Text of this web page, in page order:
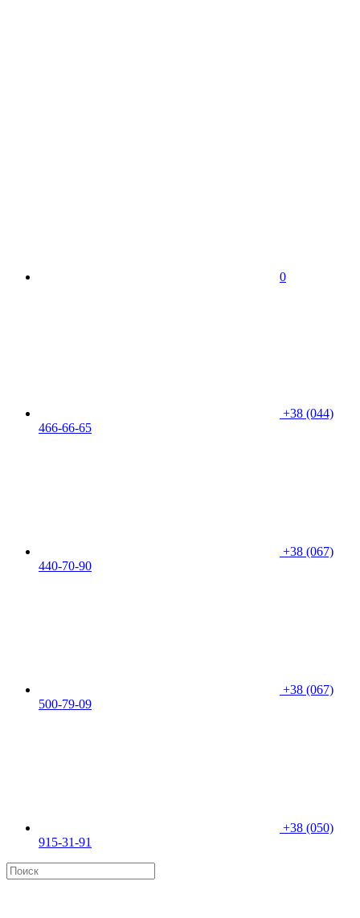
0
+38 (044)
466-66-65
+38 (067)
440-70-90
+38 (067)
500-79-09
+38 (050)
915-31-91